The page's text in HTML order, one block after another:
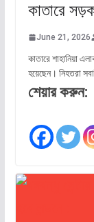
কাতারে
June 21, 2026
কাতারে শাহানিয়া
হয়েছেন। নিহতরা
শেয়ার করুন: